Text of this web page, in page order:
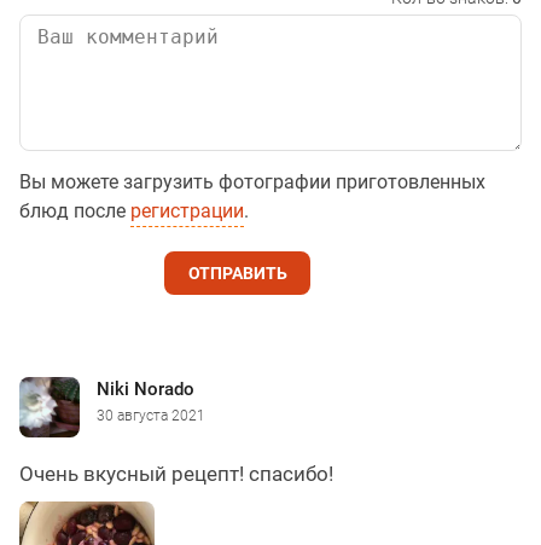
Вы можете загрузить фотографии приготовленных
блюд после регистрации.
ОТПРАВИТЬ
Niki Norado
30 августа 2021
Очень вкусный рецепт! спасибо!